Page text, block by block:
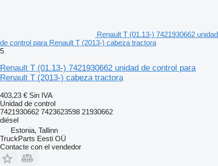
Renault T (01.13-) 7421930662 unidad
de control para Renault T (2013-) cabeza tractora
5
Renault T (01.13-) 7421930662 unidad de control para
Renault T (2013-) cabeza tractora
403,23 € Sin IVA
Unidad de control
7421930662 7423623598 21930662
diésel
Estonia, Tallinn
TruckParts Eesti OÜ
Contacte con el vendedor